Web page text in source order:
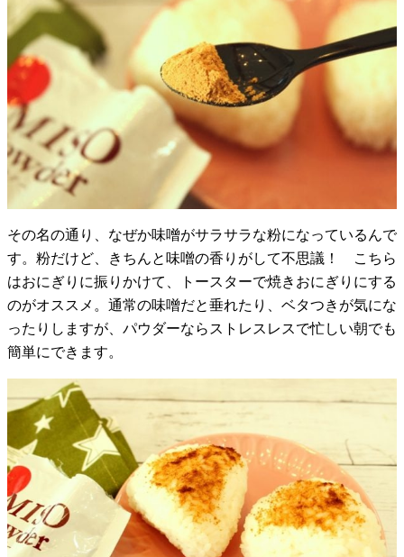
その名の通り、なぜか味噌がサラサラな粉になっているんで
す。粉だけど、きちんと味噌の香りがして不思議！ こちら
はおにぎりに振りかけて、トースターで焼きおにぎりにする
のがオススメ。通常の味噌だと垂れたり、ベタつきが気にな
ったりしますが、パウダーならストレスレスで忙しい朝でも
簡単にできます。